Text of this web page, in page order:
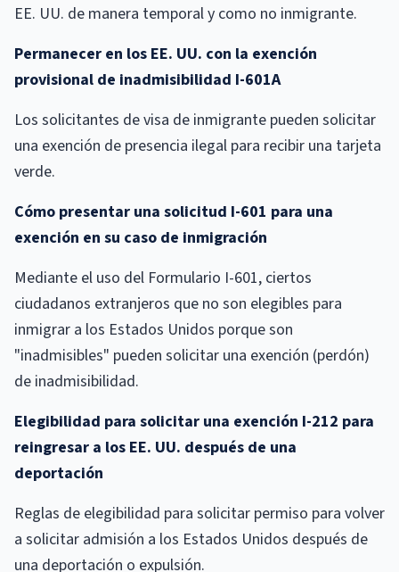
EE. UU. de manera temporal y como no inmigrante.
Permanecer en los EE. UU. con la exención
provisional de inadmisibilidad I-601A
Los solicitantes de visa de inmigrante pueden solicitar
una exención de presencia ilegal para recibir una tarjeta
verde.
Cómo presentar una solicitud I-601 para una
exención en su caso de inmigración
Mediante el uso del Formulario I-601, ciertos
ciudadanos extranjeros que no son elegibles para
inmigrar a los Estados Unidos porque son
"inadmisibles" pueden solicitar una exención (perdón)
de inadmisibilidad.
Elegibilidad para solicitar una exención I-212 para
reingresar a los EE. UU. después de una
deportación
Reglas de elegibilidad para solicitar permiso para volver
a solicitar admisión a los Estados Unidos después de
una deportación o expulsión.